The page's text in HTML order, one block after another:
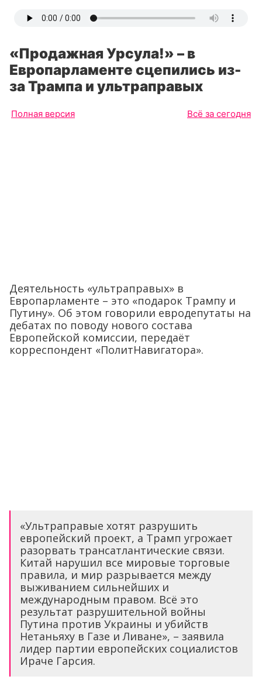
«Продажная Урсула!» – в
Европарламенте сцепились из-
за Трампа и ультраправых
Полная версия Всё за сегодня
Деятельность «ультраправых» в
Европарламенте – это «подарок Трампу и
Путину». Об этом говорили евродепутаты на
дебатах по поводу нового состава
Европейской комиссии, передаёт
корреспондент «ПолитНавигатора».
«Ультраправые хотят разрушить
европейский проект, а Трамп угрожает
разорвать трансатлантические связи.
Китай нарушил все мировые торговые
правила, и мир разрывается между
выживанием сильнейших и
международным правом. Всё это
результат разрушительной войны
Путина против Украины и убийств
Нетаньяху в Газе и Ливане», – заявила
лидер партии европейских социалистов
Ираче Гарсия.